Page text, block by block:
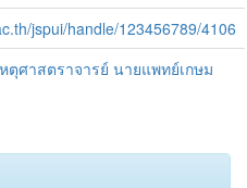
jspui/handle/123456789/4106
ตุศาสตราจารย์ นายแพทย์เกษม